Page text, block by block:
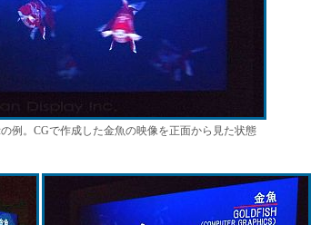
例。CGで作成した金魚の映像を正面から見た状態